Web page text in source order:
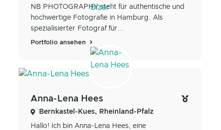
NB PHOTOGRAPHY steht für authentische und
hochwertige Fotografie in Hamburg. Als
spezialisierter Fotograf für...
Portfolio ansehen
Anna-Lena Hees
Bernkastel-Kues, Rheinland-Pfalz
Hallo! Ich bin Anna-Lena Hees, eine